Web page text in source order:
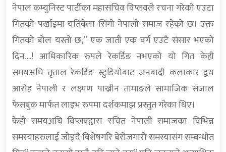
नेपाल कम्युनिस्ट पार्टीका महासचिव विप्लवले रचना गरेको एउटा
गितको पर्खाइमा यतिबेला सिंगो नेपाली समाज रहेको छ। उक्त
गितको बोल यस्तो छ,” एक जाती एक वर्ग एउटै संसार भएको
दिन….! आधिकारिक रुपले रेकर्डिङ नभएको यो गित केही
समयअघि तृताल रेकर्डिङ स्टुडियोबाट जनबादी कलाकार द्वय
आरोह नेपाली र लक्ष्मण पाख्रीन तामाङले सामाजिक संजाल
फेसबुक मार्फत लाइभ रुपमा दर्शकमाझ प्रस्तुत गरेका थिए।
केही समयअघि विप्लवद्वारा रचित नेपाली समाजका विभिन्न
समस्याहरुलाई जोड्दै बिशेषगरि बेरोजगारी समस्यासंग सम्बन्धीत